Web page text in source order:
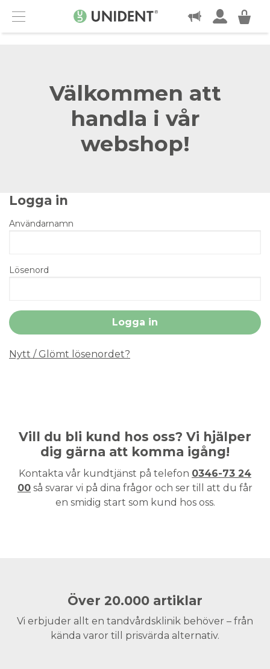
Menu
KONTAKT
Välkommen att
handla i vår
webshop!
Logga in
Användarnamn
Lösenord
Nytt / Glömt lösenordet?
Vill du bli kund hos oss? Vi hjälper
dig gärna att komma igång!
Kontakta vår kundtjänst på telefon 0346-73 24
00 så svarar vi på dina frågor och ser till att du får
en smidig start som kund hos oss.
Över 20.000 artiklar
Vi erbjuder allt en tandvårdsklinik behöver – från
kända varor till prisvärda alternativ.